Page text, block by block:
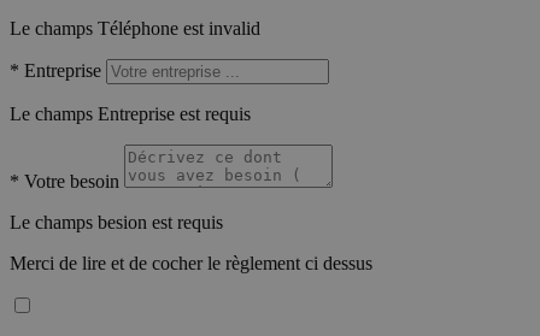
Le champs Téléphone est invalid
* Entreprise
Le champs Entreprise est requis
* Votre besoin
Le champs besion est requis
Merci de lire et de cocher le règlement ci dessus